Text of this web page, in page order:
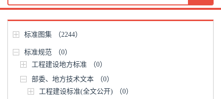
标准图集 （2244）
标准规范
（0）
工程建设地方标准
（0）
部委、地方技术文本
（0）
工程建设标准(全文公开)
（0）